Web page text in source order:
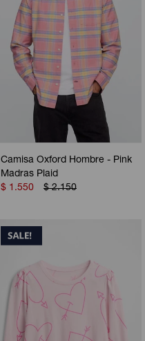
Camisa Oxford Hombre - Pink
Madras Plaid
$ 1.550 $ 2.150